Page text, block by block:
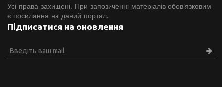
Усі права захищені. При запозиченні матеріалів обов'язковим
є посилання на даний портал.
Підписатися на оновлення